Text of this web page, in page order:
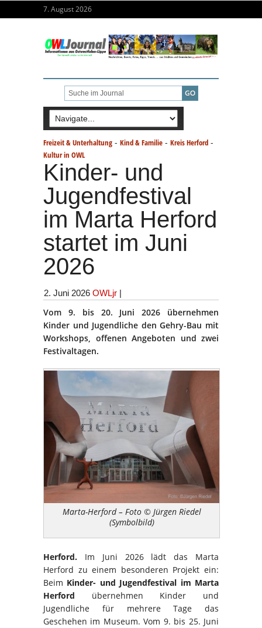
7. August 2026
Freizeit & Unterhaltung - Kind & Familie - Kreis Herford -
Kultur in OWL
Kinder- und
Jugendfestival
im Marta Herford
startet im Juni
2026
2. Juni 2026 OWLjr |
Vom 9. bis 20. Juni 2026 übernehmen
Kinder und Jugendliche den Gehry-Bau mit
Workshops, offenen Angeboten und zwei
Festivaltagen.
Marta-Herford – Foto © Jürgen Riedel
(Symbolbild)
Herford. Im Juni 2026 lädt das Marta
Herford zu einem besonderen Projekt ein:
Beim Kinder- und Jugendfestival im Marta
Herford übernehmen Kinder und
Jugendliche für mehrere Tage das
Geschehen im Museum. Vom 9. bis 25. Juni